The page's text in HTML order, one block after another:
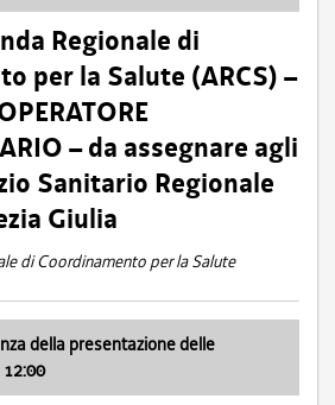
Regionale di
per la Salute (ARCS) –
– da assegnare agli
Sanitario Regionale
Giulia
di Coordinamento per la Salute
della presentazione delle